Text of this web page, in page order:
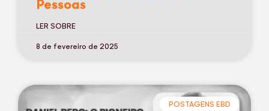
Pessoas
LER SOBRE
8 de fevereiro de 2025
POSTAGENS EBD